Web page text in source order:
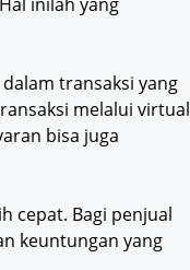
inilah yang
transaksi yang
melalui virtual
bisa juga
cepat. Bagi penjual
keuntungan yang